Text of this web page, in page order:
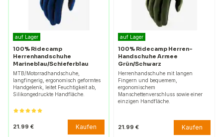
auf Lager
100% Ridecamp
Herrenhandschuhe
Marineblau/Schieferblau
MTB/Motorradhandschuhe,
langfingerig, ergonomisch geformtes
Handgelenk, leitet Feuchtigkeit ab,
Silikongedruckte Handfläche.
21.99 € Kaufen
auf Lager
100% Ridecamp Herren-
Handschuhe Armee
Grün/Schwarz
Herrenhandschuhe mit langen
Fingern und bequemem,
ergonomischem
Manschettenverschluss sowie einer
einzigen Handfläche.
21.99 € Kaufen